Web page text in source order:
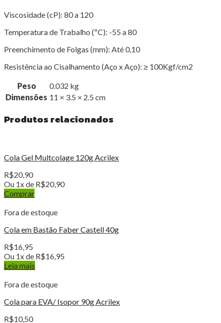
Viscosidade (cP): 80 a 120
Temperatura de Trabalho (ºC): -55 a 80
Preenchimento de Folgas (mm): Até 0,10
Resistência ao Cisalhamento (Aço x Aço): ≥ 100Kgf/cm2
Peso
0.032 kg
Dimensões 11 × 3.5 × 2.5 cm
Produtos relacionados
Cola Gel Multcolage 120g Acrilex
R$20,90
Ou 1x de R$20,90
Comprar
Fora de estoque
Cola em Bastão Faber Castell 40g
R$16,95
Ou 1x de R$16,95
Leia mais
Fora de estoque
Cola para EVA/ Isopor 90g Acrilex
R$10,50